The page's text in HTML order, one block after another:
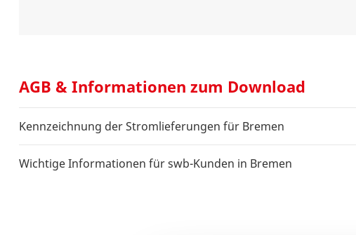
AGB & Informationen zum Download
Kennzeichnung der Stromlieferungen für Bremen
Wichtige Informationen für swb-Kunden in Bremen